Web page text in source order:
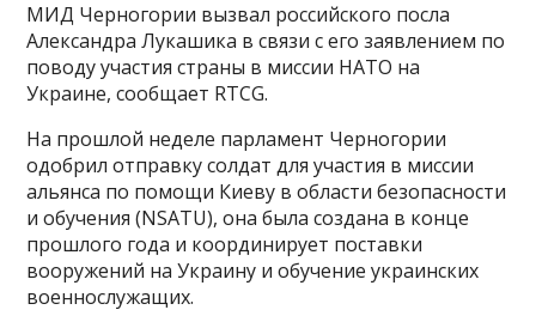
МИД Черногории вызвал российского посла
Александра Лукашика в связи с его заявлением по
поводу участия страны в миссии НАТО на
Украине, сообщает RTCG.
На прошлой неделе парламент Черногории
одобрил отправку солдат для участия в миссии
альянса по помощи Киеву в области безопасности
и обучения (NSATU), она была создана в конце
прошлого года и координирует поставки
вооружений на Украину и обучение украинских
военнослужащих.